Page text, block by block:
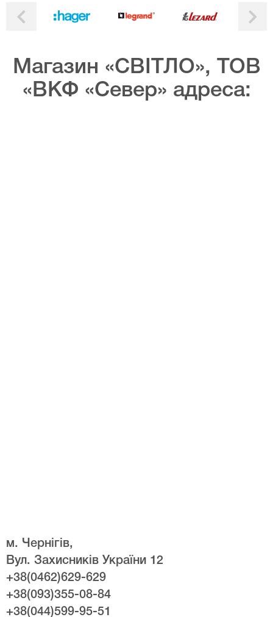
Магазин «СВІТЛО», ТОВ
«ВКФ «Север» адреса:
м. Чернігів,
Вул. Захисників України 12
+38(0462)629-629
+38(093)355-08-84
+38(044)599-95-51